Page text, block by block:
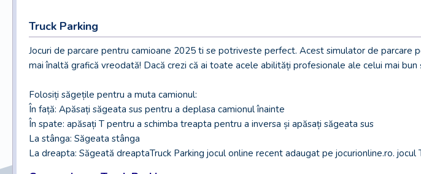
Truck Parking
Jocuri de parcare pentru camioane 2025 ti se potriveste perfect. Acest simulator de parcare
mai înaltă grafică vreodată! Dacă crezi că ai toate acele abilități profesionale ale celui mai
Folosiți săgețile pentru a muta camionul:
În față: Apăsați săgeata sus pentru a deplasa camionul înainte
În spate: apăsați T pentru a schimba treapta pentru a inversa și apăsați săgeata sus
La stânga: Săgeata stânga
La dreapta: Săgeată dreaptaTruck Parking jocul online recent adaugat pe jocurionline.ro.